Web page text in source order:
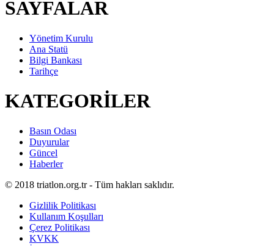
SAYFALAR
Yönetim Kurulu
Ana Statü
Bilgi Bankası
Tarihçe
KATEGORİLER
Basın Odası
Duyurular
Güncel
Haberler
© 2018 triatlon.org.tr - Tüm hakları saklıdır.
Gizlilik Politikası
Kullanım Koşulları
Çerez Politikası
KVKK